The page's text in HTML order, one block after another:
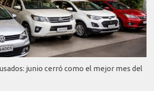
junio cerró como el mejor mes del